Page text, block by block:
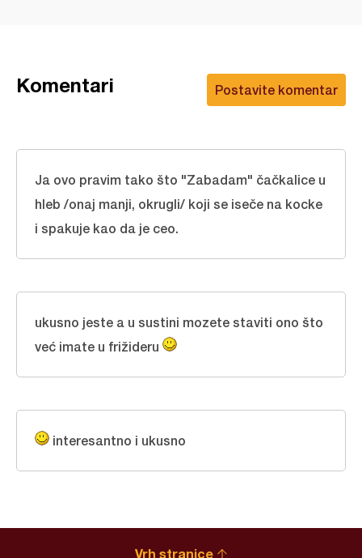
Postavite komentar
Komentari
Ja ovo pravim tako što "Zabadam" čačkalice u
hleb /onaj manji, okrugli/ koji se iseče na kocke
i spakuje kao da je ceo.
ukusno jeste a u sustini mozete staviti ono što
već imate u frižideru
interesantno i ukusno
Vrh stranice